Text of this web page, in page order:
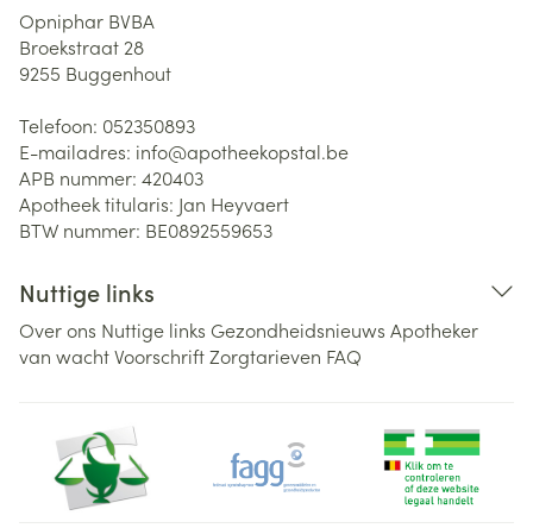
Opniphar BVBA
Broekstraat 28
9255 Buggenhout
Telefoon: 052350893
E-mailadres: info@apotheekopstal.be
APB nummer: 420403
Apotheek titularis: Jan Heyvaert
BTW nummer: BE0892559653
Nuttige links
Over ons Nuttige links Gezondheidsnieuws Apotheker
van wachtVoorschriftZorgtarieven FAQ